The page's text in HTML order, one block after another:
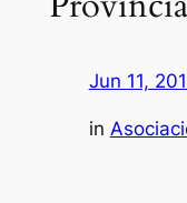
Jun 11,
in